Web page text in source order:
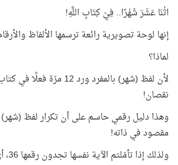
اثْنَا عَشَرَ شَهْرًا.. فِيْ كِتَابِ اللَّهِ!
إنها لوحة تصويرية رائعة ترسمها الألفاظ
لماذا؟
لأن لفظ (شهر) بالمفرد ورد 12
نقصان!
وهذا دليل رقمي حاسم على أن تكرار لفظ (شهر)
مقصود في ذاته!
ولذلك إذا تأمّلتم الآية نفسها تجدون رقمها 36، أي